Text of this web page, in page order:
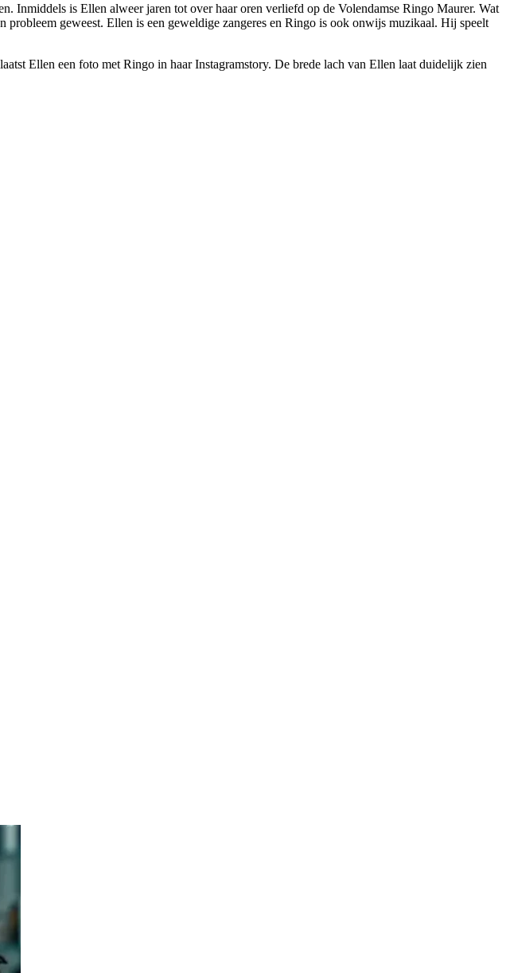
Inmiddels is Ellen alweer jaren tot over haar oren verliefd op de Volendamse Ringo Maurer. Wat
geweest. Ellen is een geweldige zangeres en Ringo is ook onwijs muzikaal. Hij speelt
Ellen een foto met Ringo in haar Instagramstory. De brede lach van Ellen laat duidelijk zien